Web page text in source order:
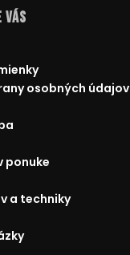
osobných údajov
ponuke
a techniky